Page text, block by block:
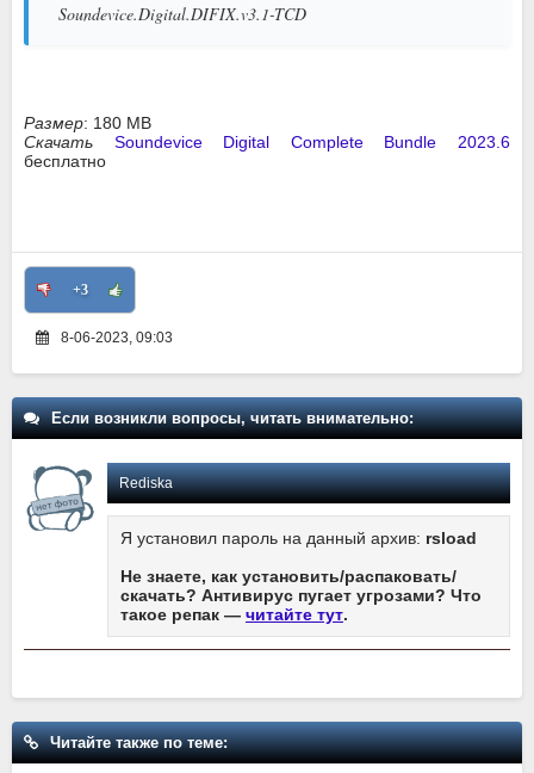
Soundevice.Digital.DIFIX.v3.1-TCD
Размер: 180 MB
Скачать Soundevice Digital Complete Bundle 2023.6
бесплатно
+3
8-06-2023, 09:03
Если возникли вопросы, читать внимательно:
Rediska
Я установил пароль на данный архив: rsload
Не знаете, как установить/распаковать/
скачать? Антивирус пугает угрозами? Что
такое репак — читайте тут.
Читайте также по теме: